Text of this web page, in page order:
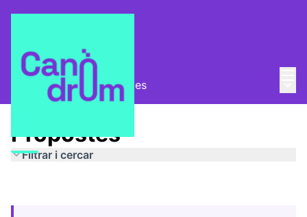
Pla Estratègic Propostes
Propostes
Filtrar i cercar